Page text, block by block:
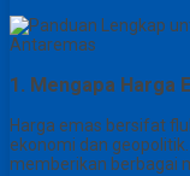
1. Mengapa Harga
Harga emas bersifat
ekonomi dan
memberikan berbagai